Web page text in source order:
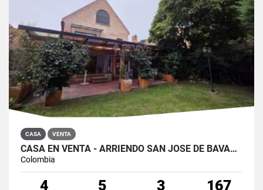
CASA VENTA
CASA EN VENTA - ARRIENDO SAN JOSÉ DE BAVARIA
Colombia
4 5 3 167